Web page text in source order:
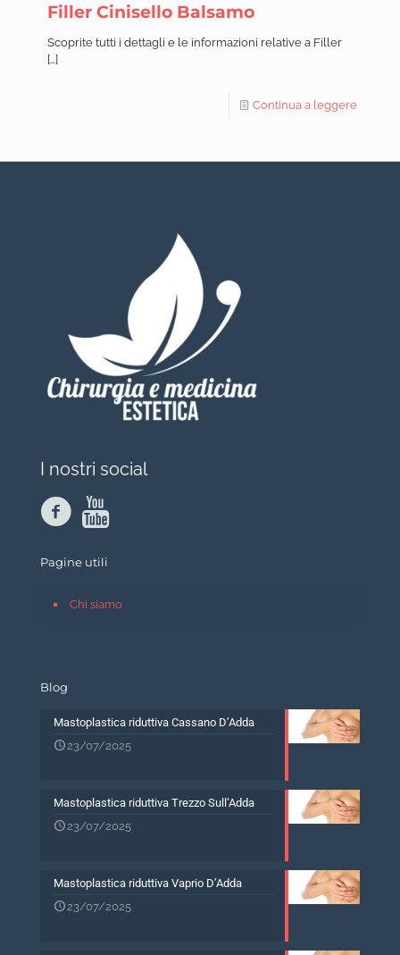
Filler Cinisello Balsamo
Scoprite tutti i dettagli e le informazioni relative a Filler
[…]
Continua a leggere
I nostri social
Pagine utili
Chi siamo
Blog
Mastoplastica riduttiva Cassano D’Adda
23/07/2025
Mastoplastica riduttiva Trezzo Sull’Adda
23/07/2025
Mastoplastica riduttiva Vaprio D’Adda
23/07/2025